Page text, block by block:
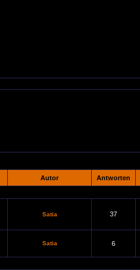
Autor Antworten
Satia 37
Satia 6